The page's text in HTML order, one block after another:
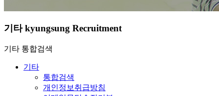
기타kyungsung Recruitment
기타 통합검색
기타
통합검색
개인정보취급방침